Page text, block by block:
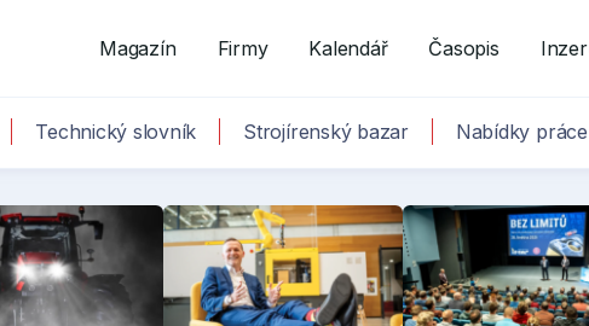
Magazín Firmy Kalendář Časopis
Technický slovník Strojírenský bazar Nabídky práce